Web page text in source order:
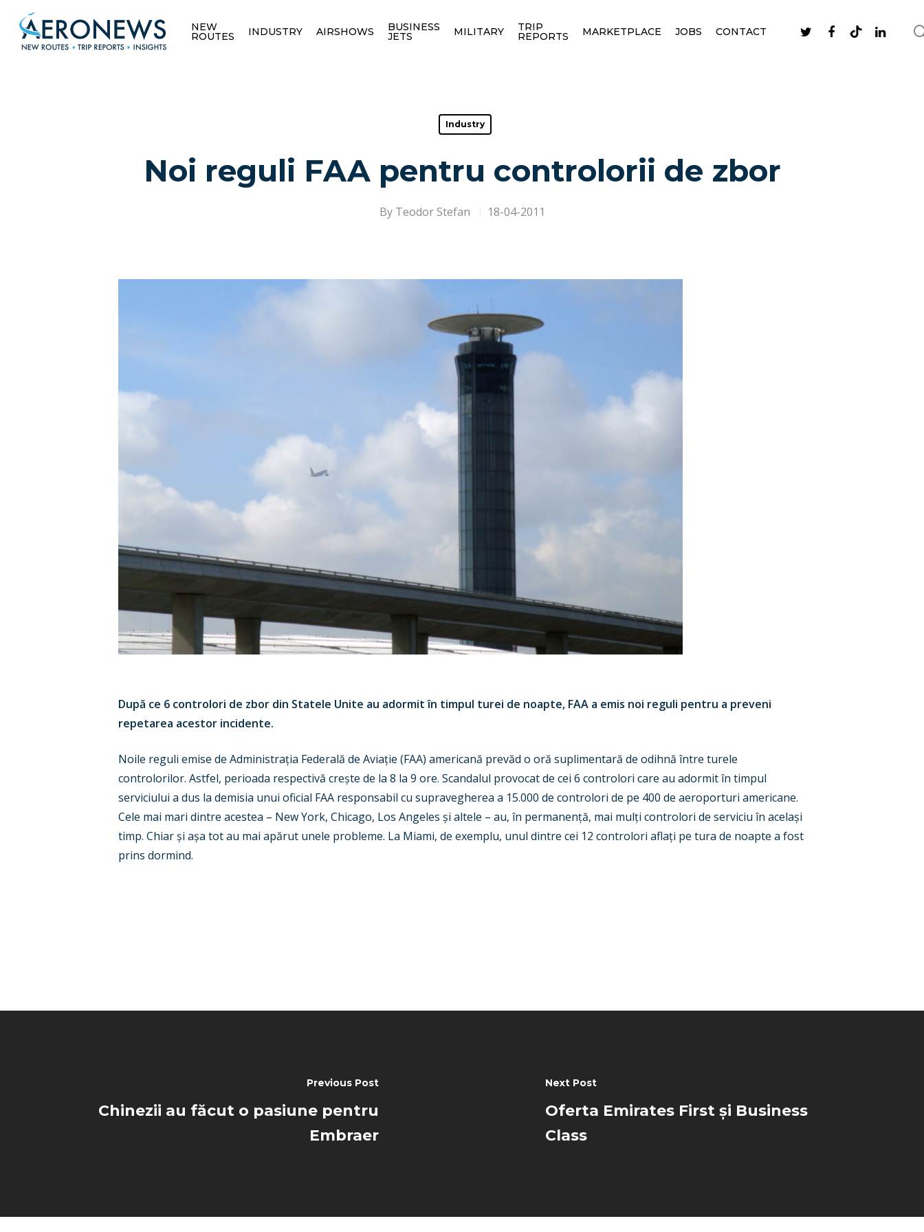
Hit enter to search or ESC to close
NEW
ROUTES INDUSTRY AIRSHOWS BUSINESS
JETS MILITARY TRIP
REPORTS MARKETPLACE JOBS CONTACT
Industry
Noi reguli FAA pentru controlorii de zbor
By Teodor Stefan 18-04-2011
După ce 6 controlori de zbor din Statele Unite au adormit în timpul turei de noapte, FAA a emis noi reguli pentru a preveni
repetarea acestor incidente.
Noile reguli emise de Administrația Federală de Aviație (FAA) americană prevăd o oră suplimentară de odihnă între turele
controlorilor. Astfel, perioada respectivă crește de la 8 la 9 ore. Scandalul provocat de cei 6 controlori care au adormit în timpul
serviciului a dus la demisia unui oficial FAA responsabil cu supravegherea a 15.000 de controlori de pe 400 de aeroporturi americane.
Cele mai mari dintre acestea – New York, Chicago, Los Angeles și altele – au, în permanență, mai mulți controlori de serviciu în același
timp. Chiarși așa tot au mai apărut unele probleme. La Miami, de exemplu, unul dintre cei 12 controlori aflați pe tura de noapte a fost
prins dormind.
Previous Post
Chinezii au făcut o pasiune pentru
Embraer
Next Post
Oferta Emirates First și Business
Class